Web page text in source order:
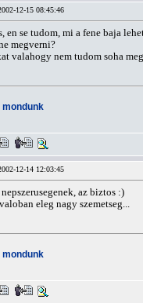
12-15 08:45:46
en se tudom, mi a fene baja
megverni?
valahogy nem tudom soha
12-14 12:03:45
az biztos :)
eleg nagy szemetseg...